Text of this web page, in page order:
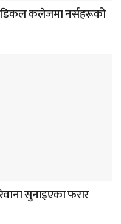
मेडिकल कलेजमा नर्सहरूको
सुनाइएका फरार